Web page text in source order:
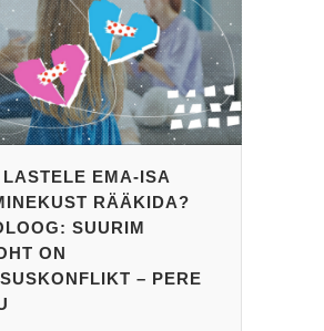
EMA-ISA
RÄÄKIDA?
SUURIM
ON
– PERE